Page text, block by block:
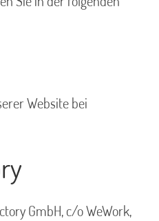
Website bei
GmbH, c/o WeWork,